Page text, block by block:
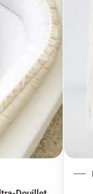
était : 102,60
prix actuel est :